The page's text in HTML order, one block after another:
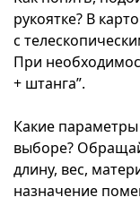
рукоятке? В
с
При
+ штанга”.
Какие
выборе?
длину, вес,
назначение